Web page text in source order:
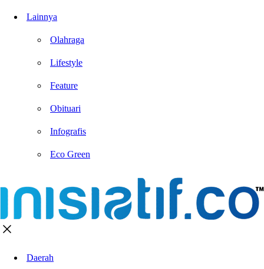
Lainnya
Olahraga
Lifestyle
Feature
Obituari
Infografis
Eco Green
Daerah